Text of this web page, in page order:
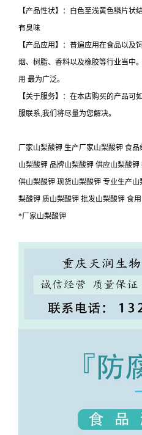
【产品性状】：白色至浅黄色鳞片
有臭味
【产品应用】：普遍应用在食品以
烟、树脂、香料以及橡胶等行业当中
用 最为广泛。
【关于服务】：在本店购买的产品可
服联系,我们将尽量为您解决。
厂家山梨酸钾 生产厂家山梨酸钾 食
山梨酸钾 品牌山梨酸钾 供应山梨酸
供山梨酸钾 现货山梨酸钾 专业生产
梨酸钾 质山梨酸钾 批发山梨酸钾 食
*厂家山梨酸钾